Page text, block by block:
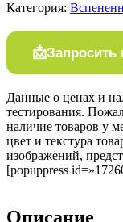
Категория:
Запросить
Данные о ценах и
тестирования.
наличие товаров у
цвет и текстура
изображений,
[popuppress
Описание